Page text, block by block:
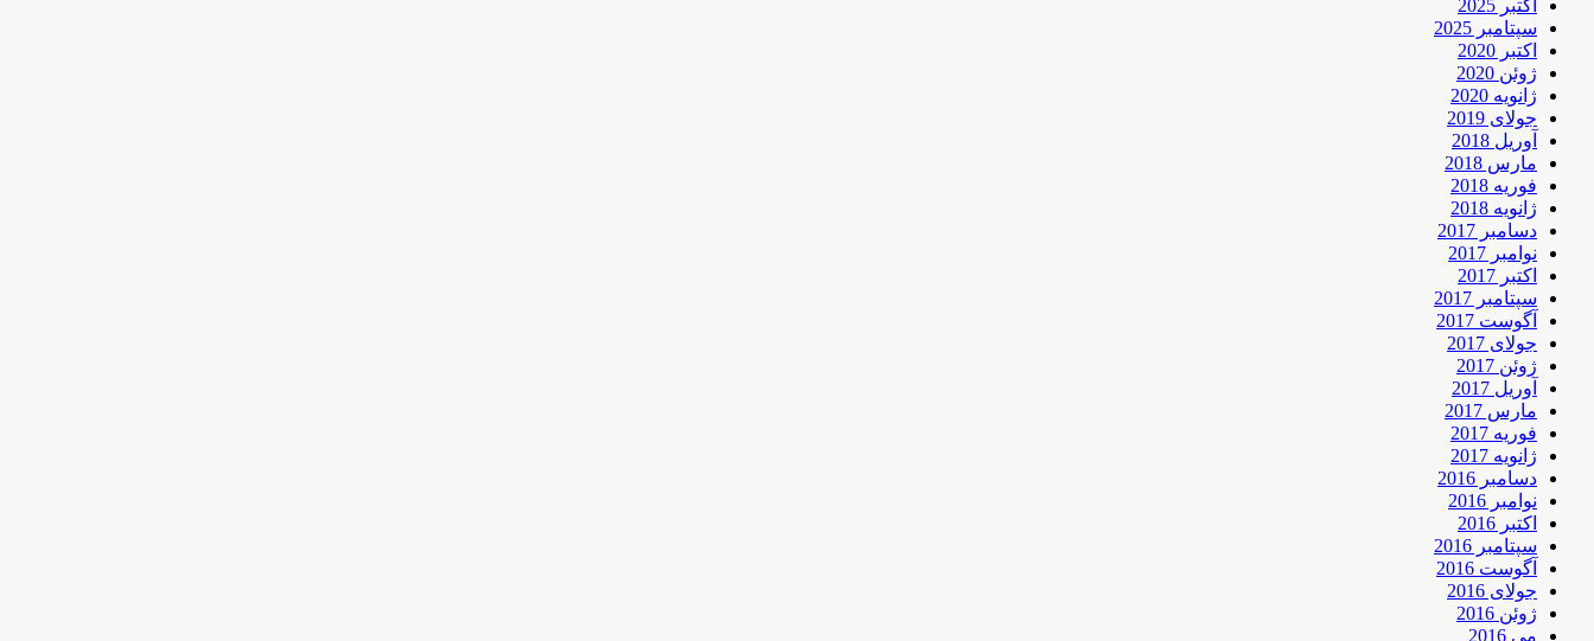
اکتبر 2025
سپتامبر 2025
اکتبر 2020
ژوئن 2020
ژانویه 2020
جولای 2019
آوریل 2018
مارس 2018
فوریه 2018
ژانویه 2018
دسامبر 2017
نوامبر 2017
اکتبر 2017
سپتامبر 2017
آگوست 2017
جولای 2017
ژوئن 2017
آوریل 2017
مارس 2017
فوریه 2017
ژانویه 2017
دسامبر 2016
نوامبر 2016
اکتبر 2016
سپتامبر 2016
آگوست 2016
جولای 2016
ژوئن 2016
می 2016